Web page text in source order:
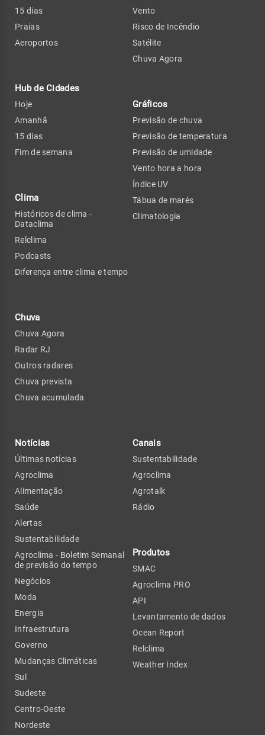
15 dias
Praias
Aeroportos
Hub de Cidades
Hoje
Amanhã
15 dias
Fim de semana
Clima
Históricos de clima -
Dataclima
Relclima
Podcasts
Diferença entre clima e tempo
Chuva
Chuva Agora
Radar RJ
Outros radares
Chuva prevista
Chuva acumulada
Vento
Risco de Incêndio
Satélite
Chuva Agora
Gráficos
Previsão de chuva
Previsão de temperatura
Previsão de umidade
Vento hora a hora
Índice UV
Tábua de marés
Climatologia
Notícias
Últimas notícias
Agroclima
Alimentação
Saúde
Alertas
Sustentabilidade
Agroclima - Boletim Semanal
de previsão do tempo
Negócios
Moda
Energia
Infraestrutura
Governo
Mudanças Climáticas
Sul
Sudeste
Centro-Oeste
Nordeste
Canais
Sustentabilidade
Agroclima
Agrotalk
Rádio
Produtos
SMAC
Agroclima PRO
API
Levantamento de dados
Ocean Report
Relclima
Weather Index